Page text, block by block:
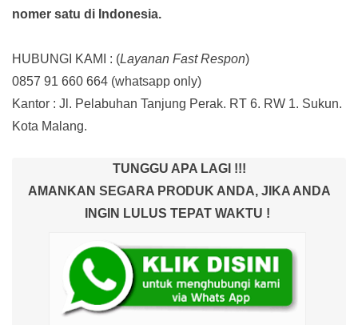
nomer satu di Indonesia.
HUBUNGI KAMI : (Layanan Fast Respon)
0857 91 660 664 (whatsapp only)
Kantor : Jl. Pelabuhan Tanjung Perak. RT 6. RW 1. Sukun.
Kota Malang.
TUNGGU APA LAGI !!!
AMANKAN SEGARA PRODUK ANDA, JIKA ANDA
INGIN LULUS TEPAT WAKTU !